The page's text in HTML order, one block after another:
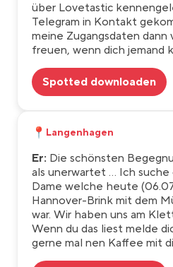
über Lovetastic
Telegram in Kontakt
meine Zugangsdaten dann
freuen, wenn dich jemand
Spotted downloaden
📍 Langenhagen
Er: Die schönsten
als unerwartet ... Ich
Dame welche heute
Hannover-Brink mit dem
war. Wir haben uns am
Wenn du das liest melde
gerne mal nen Kaffee mit